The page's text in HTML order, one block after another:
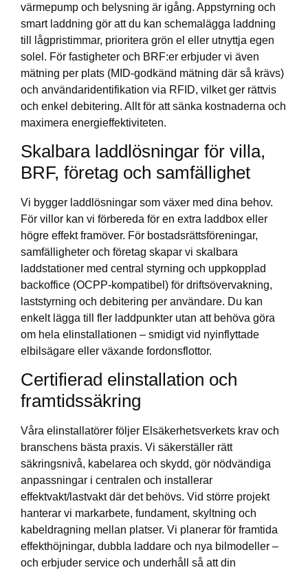
värmepump och belysning är igång. Appstyrning och
smart laddning gör att du kan schemalägga laddning
till lågpristimmar, prioritera grön el eller utnyttja egen
solel. För fastigheter och BRF:er erbjuder vi även
mätning per plats (MID-godkänd mätning där så krävs)
och användaridentifikation via RFID, vilket ger rättvis
och enkel debitering. Allt för att sänka kostnaderna och
maximera energieffektiviteten.
Skalbara laddlösningar för villa,
BRF, företag och samfällighet
Vi bygger laddlösningar som växer med dina behov.
För villor kan vi förbereda för en extra laddbox eller
högre effekt framöver. För bostadsrättsföreningar,
samfälligheter och företag skapar vi skalbara
laddstationer med central styrning och uppkopplad
backoffice (OCPP-kompatibel) för driftsövervakning,
laststyrning och debitering per användare. Du kan
enkelt lägga till fler laddpunkter utan att behöva göra
om hela elinstallationen – smidigt vid nyinflyttade
elbilsägare eller växande fordonsflottor.
Certifierad elinstallation och
framtidssäkring
Våra elinstallatörer följer Elsäkerhetsverkets krav och
branschens bästa praxis. Vi säkerställer rätt
säkringsnivå, kabelarea och skydd, gör nödvändiga
anpassningar i centralen och installerar
effektvakt/lastvakt där det behövs. Vid större projekt
hanterar vi markarbete, fundament, skyltning och
kabeldragning mellan platser. Vi planerar för framtida
effekthöjningar, dubbla laddare och nya bilmodeller –
och erbjuder service och underhåll så att din